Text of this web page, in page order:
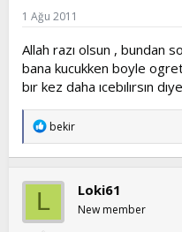
1 Ağu 2011
Allah razı olsun , bundan
bana kucukken boyle
bır kez daha ıcebılırsın
T
i
e
r
bekir
L Loki61
New member